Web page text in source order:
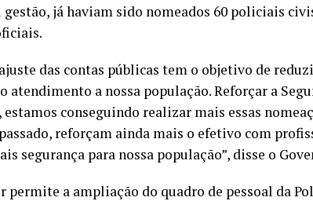
já haviam sido nomeados 60 policiais
das contas públicas tem o objetivo de
a nossa população. Reforçar a
conseguindo realizar mais essas
reforçam ainda mais o efetivo com
segurança para nossa população”, disse o
permite a ampliação do quadro de pessoal da